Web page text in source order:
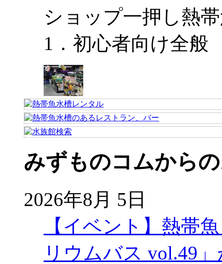
ショップ一押し熱
1．初心者向け全
みずものコムから
2026年8月 5日
【イベント】熱帯
リウムバス vol.49